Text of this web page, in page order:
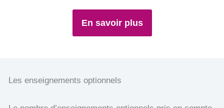
En savoir plus
Les enseignements optionnels